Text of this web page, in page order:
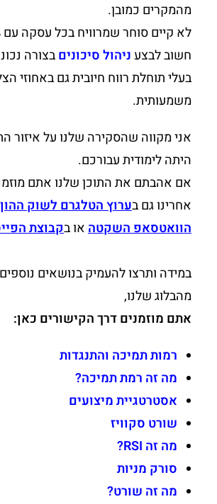
מהמקרים כמובן.
לא קיים סוחר שמרוויח בכל עסקה עם 100% הצלחה,
חשוב לבצעניהול סיכוניםבצורה
בעלי תוחלת רווח חיובית גם באחוזי
משמעותית.
אני מקווה שהסקירה שלנו על איזור
היתה לימודית עבורכם.
אם אהבתם את התוכן שלנו אתם
אחרינו גם בערוץ הטלגרם לשוק ההון
הוואטסאפ השקטהאו בקבוצת
במידה ותרצו להעמיק בנושאים נוספים
מהבלוג שלנו,
אתם מוזמנים דרך הקישורים כאן:
רמות תמיכה והתנגדות
מה זה רמת תמיכה?
אסטרטגיית מיצועים
שורט סקוויז
מה זה RSI?
סורק מניות
מה זה שורט?